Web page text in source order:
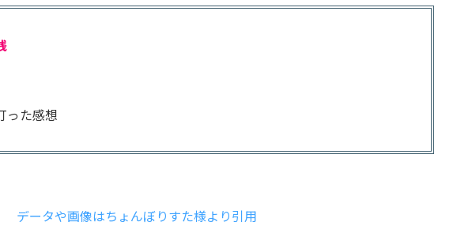
った感想
データや画像はちょんぼりすた様より引用